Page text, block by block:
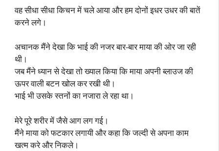
वह सीधा सीधा किचन में चले आया और हम दोनों इधर उधर की बातें
करने लगे।
अचानक मैंने देखा कि भाई की नजर बार-बार माया की ओर जा रही
थी।
जब मैंने ध्यान से देखा तो ख्याल किया कि माया अपनी ब्लाउज की
ऊपर वाली बटन खोल कर रखी थी।
भाई भी उसके स्तनों का नजारा ले रहा था।
मेरे पूरे शरीर में जैसे आग लग गई।
मैंने माया को फटकार लगायी और कहा कि जल्दी से अपना काम
खत्म करे और निकले।